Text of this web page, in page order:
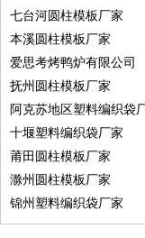
七台河圆柱模板厂家
本溪圆柱模板厂家
爱思考烤鸭炉有限公司
抚州圆柱模板厂家
阿克苏地区塑料编织袋
十堰塑料编织袋厂家
莆田圆柱模板厂家
滁州圆柱模板厂家
锦州塑料编织袋厂家